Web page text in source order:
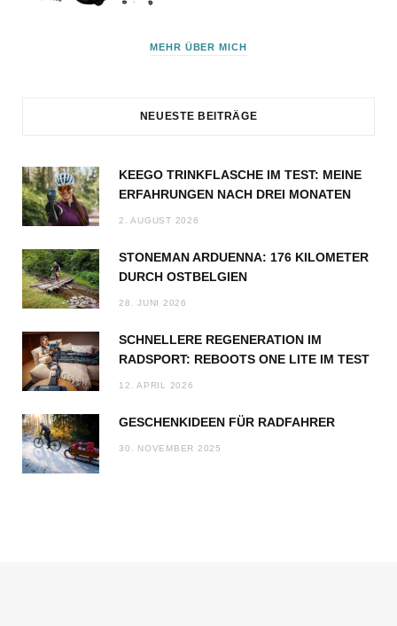
MEHR ÜBER MICH
NEUESTE BEITRÄGE
KEEGO TRINKFLASCHE IM TEST: MEINE
ERFAHRUNGEN NACH DREI MONATEN
2. AUGUST 2026
STONEMAN ARDUENNA: 176 KILOMETER
DURCH OSTBELGIEN
28. JUNI 2026
SCHNELLERE REGENERATION IM
RADSPORT: REBOOTS ONE LITE IM TEST
12. APRIL 2026
GESCHENKIDEEN FÜR RADFAHRER
30. NOVEMBER 2025